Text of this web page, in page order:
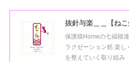
保護猫Homeの七福猫
ラクゼーション処 楽
を整えていく取り組み